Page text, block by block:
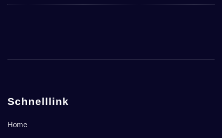
Schnelllink
Home